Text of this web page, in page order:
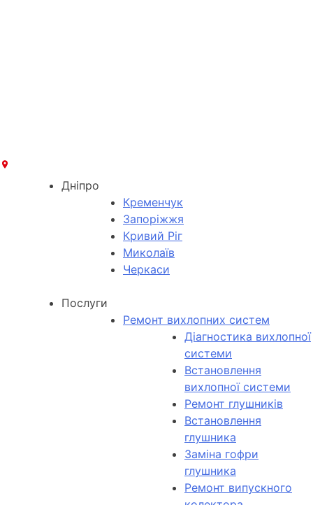
Дніпро
Кременчук
Запоріжжя
Кривий Ріг
Миколаїв
Черкаси
Послуги
Ремонт вихлопних систем
Діагностика вихлопної
системи
Встановлення
вихлопної системи
Ремонт глушників
Встановлення
глушника
Заміна гофри
глушника
Ремонт випускного